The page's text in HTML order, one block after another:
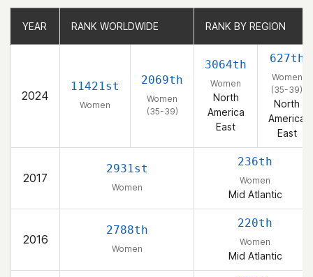
YEAR RANK WORLDWIDE RANK BY REGION
2024
11421st
Women
2069th
Women
(35-39)
3064th
Women
North
America
East
627th
Women
(35-39)
North
America
East
2017
2931st
Women
236th
Women
Mid Atlantic
2016
2788th
Women
220th
Women
Mid Atlantic
YEAR RANK WORLDWIDE RANK BY REGION